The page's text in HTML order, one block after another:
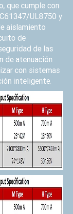
que cumple con
UL8750 y
aislamiento
de
de las
de atenuación
con sistemas
inteligente.